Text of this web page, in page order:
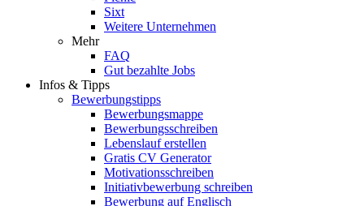
Sixt
Weitere Unternehmen
Mehr
FAQ
Gut bezahlte Jobs
Infos & Tipps
Bewerbungstipps
Bewerbungsmappe
Bewerbungsschreiben
Lebenslauf erstellen
Gratis CV Generator
Motivationsschreiben
Initiativbewerbung schreiben
Bewerbung auf Englisch